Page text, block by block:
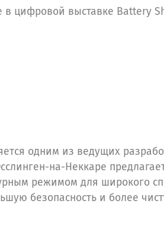
цифровой выставке Battery
одним из ведущих
на-Неккаре
режимом для широкого
безопасность и более